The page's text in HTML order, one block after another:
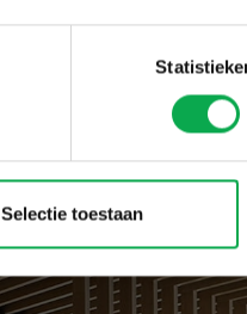
Selectie toestaan
Levering per
Stevige
Alle